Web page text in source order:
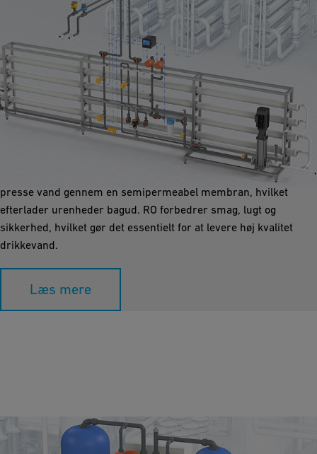
Omvendt osmose
Omvendt osmose (RO) er afgørende i drikkevandsapplikationer
for dets evne til at fjerne forureninger som salte, bakterier og
kemikalier, og sikre sikkert, rent vand. Det fungerer ved at
presse vand gennem en semipermeabel membran, hvilket
efterlader urenheder bagud. RO forbedrer smag, lugt og
sikkerhed, hvilket gør det essentielt for at levere høj kvalitet
drikkevand.
Læs mere